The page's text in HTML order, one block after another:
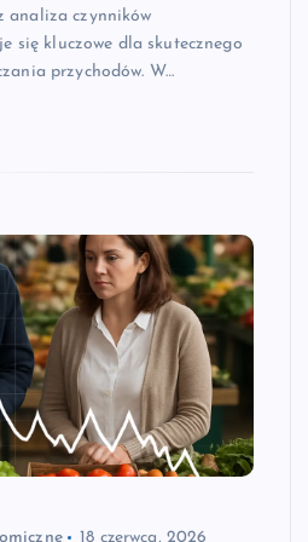
analiza czynników
się kluczowe dla skutecznego
przychodów. W…
18 czerwca, 2026